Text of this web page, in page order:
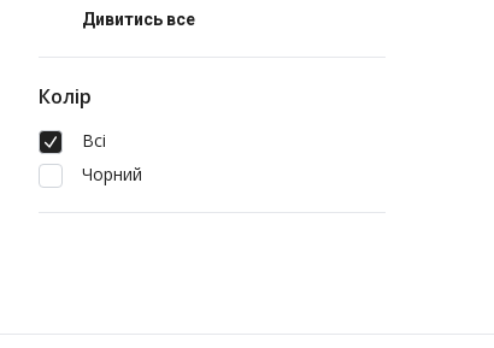
Дивитись все
Колір
Всі
Чорний